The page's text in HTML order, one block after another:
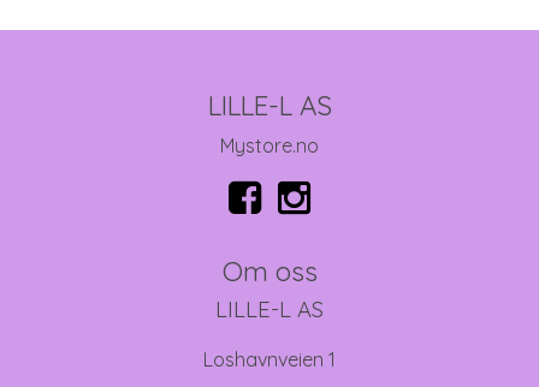
LILLE-L AS
Mystore.no
Om oss
LILLE-L AS
Loshavnveien 1